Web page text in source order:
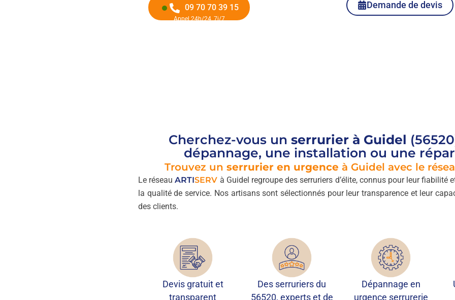
09 70 70 39 15
Appel 24h/24, 7j/7
Demande de devis
Cherchez-vous un serrurier à Guidel
dépannage, une installation ou une
Trouvez un serrurier en urgence à Guidel avec le
Le réseauARTISERV à Guidel regroupe des serruriers d’élite, connus pour leur fiabilité
la qualité de service. Nos artisans sont sélectionnés pour leur transparence et leur
des clients.
Devis gratuit et
transparent
Des serruriers du
56520, experts et de
Dépannage en
urgence serrurerie